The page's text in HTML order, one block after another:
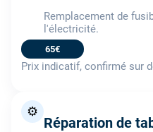
Remplacement de
l'électricité.
65€
Prix indicatif, confirmé sur
⚙️
Réparation de